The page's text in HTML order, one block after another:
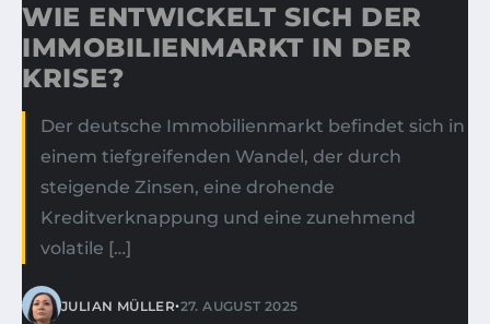
WIE ENTWICKELT SICH DER
IMMOBILIENMARKT IN DER
KRISE?
Der deutsche Immobilienmarkt befindet sich in
einem tiefgreifenden Wandel, der durch
steigende Zinsen, eine drohende
Kreditverknappung und eine zunehmend
volatile […]
JULIAN MÜLLER•27. AUGUST 2025